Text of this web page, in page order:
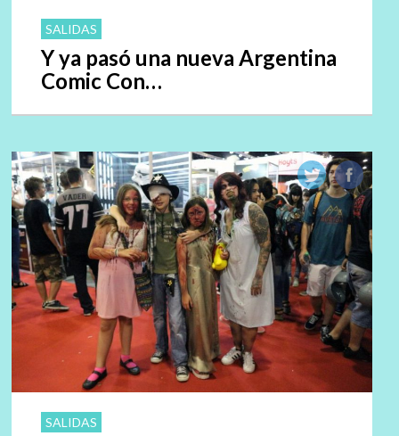
SALIDAS
Y ya pasó una nueva Argentina
Comic Con…
SALIDAS